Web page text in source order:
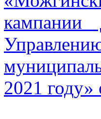
кампании
2021